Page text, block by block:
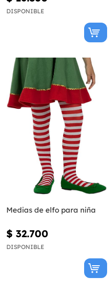
DISPONIBLE
Medias de elfo para niña
$ 32.700
DISPONIBLE